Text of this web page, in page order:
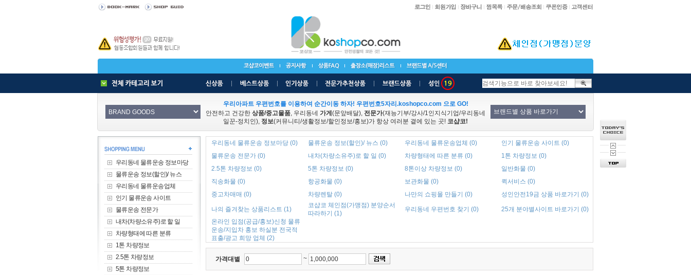
우리아파트 우편번호를 이용하여 순간이동 하자! 우편번호5자리.koshopco.com 으로 GO!
안전하고 건강한 상품/중고물품, 우리동네 가게 (문앞배달), 전문가(재능기부/강사/1인지식기업/우리동네
일꾼-정치인), 정보(커뮤니티/생활정보/할인정보/홍보)가 항상 여러분 곁에 있는 곳! 코샵코!
우리동네 물류운송 정보마당
물류운송 정보(할인)/ 뉴스
우리동네 물류운송업체
인기 물류운송 사이트
물류운송 전문가
내차(차량소유주)로 할 일
차량형태에 따른 분류
1톤 차량정보
2.5톤 차량정보
5톤 차량정보
우리동네 물류운송 정보마당 (0) 물류운송 정보(할인)/ 뉴스 (0) 우리동네 물류운송업체 (0)
인기 물류운송 사이트 (0)
물류운송 전문가 (0)
내차(차량소유주)로 할 일 (0) 차량형태에 따른 분류 (0)
1톤 차량정보 (0)
2.5톤 차량정보 (0)
5톤 차량정보 (0) 8톤이상 차량정보 (0)
일반화물 (0)
직송화물 (0)
항공화물 (0) 보관화물 (0)
퀵서비스 (0)
중고차매매 (0)
차량렌탈 (0) 나만의 쇼핑몰 만들기 (0) 성인안전19금 상품 바로가기 (0)
나의 즐겨찾는 상품리스트 (1)
코샵코 체인점(가맹점) 분양순서
따라하기 (1)
우리동네 우편번호 찾기 (0)
25개 분야별사이트 바로가기 (0)
온라인 입점(공급/홍보)신청 물류
운송/지입차 홍보 하실분 전국적
표출/광고 희망 업체 (2)
가격대별 ~